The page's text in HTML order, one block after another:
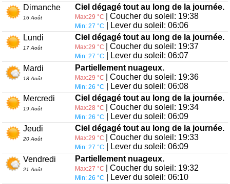
Dimanche
16 Août
Ciel dégagé tout au long de la journée.
Max:29 °C | Coucher du soleil: 19:38
Min: 27 °C
| Lever du soleil: 06:06
Lundi
17 Août
Ciel dégagé tout au long de la journée.
Max:29 °C | Coucher du soleil: 19:37
Min: 27 °C
| Lever du soleil: 06:07
Mardi
18 Août
Partiellement nuageux.
Max:29 °C | Coucher du soleil: 19:36
Min: 26 °C
| Lever du soleil: 06:08
Mercredi
19 Août
Ciel dégagé tout au long de la journée.
Max:28 °C | Coucher du soleil: 19:34
Min: 26 °C
| Lever du soleil: 06:09
Jeudi
20 Août
Ciel dégagé tout au long de la journée.
Max:29 °C | Coucher du soleil: 19:33
Min: 27 °C
| Lever du soleil: 06:09
Vendredi
21 Août
Partiellement nuageux.
Max:27 °C | Coucher du soleil: 19:32
Min: 26 °C
| Lever du soleil: 06:10